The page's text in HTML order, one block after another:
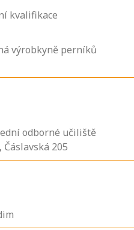
kvalifikace
výrobkyně perníků
odborné učiliště
205